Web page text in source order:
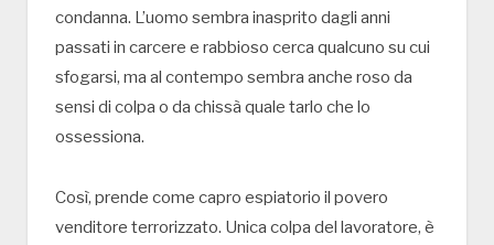
condanna. L’uomo sembra inasprito dagli anni
passati in carcere e rabbioso cerca qualcuno su cui
sfogarsi, ma al contempo sembra anche roso da
sensi di colpa o da chissà quale tarlo che lo
ossessiona.
Così, prende come capro espiatorio il povero
venditore terrorizzato. Unica colpa del lavoratore, è